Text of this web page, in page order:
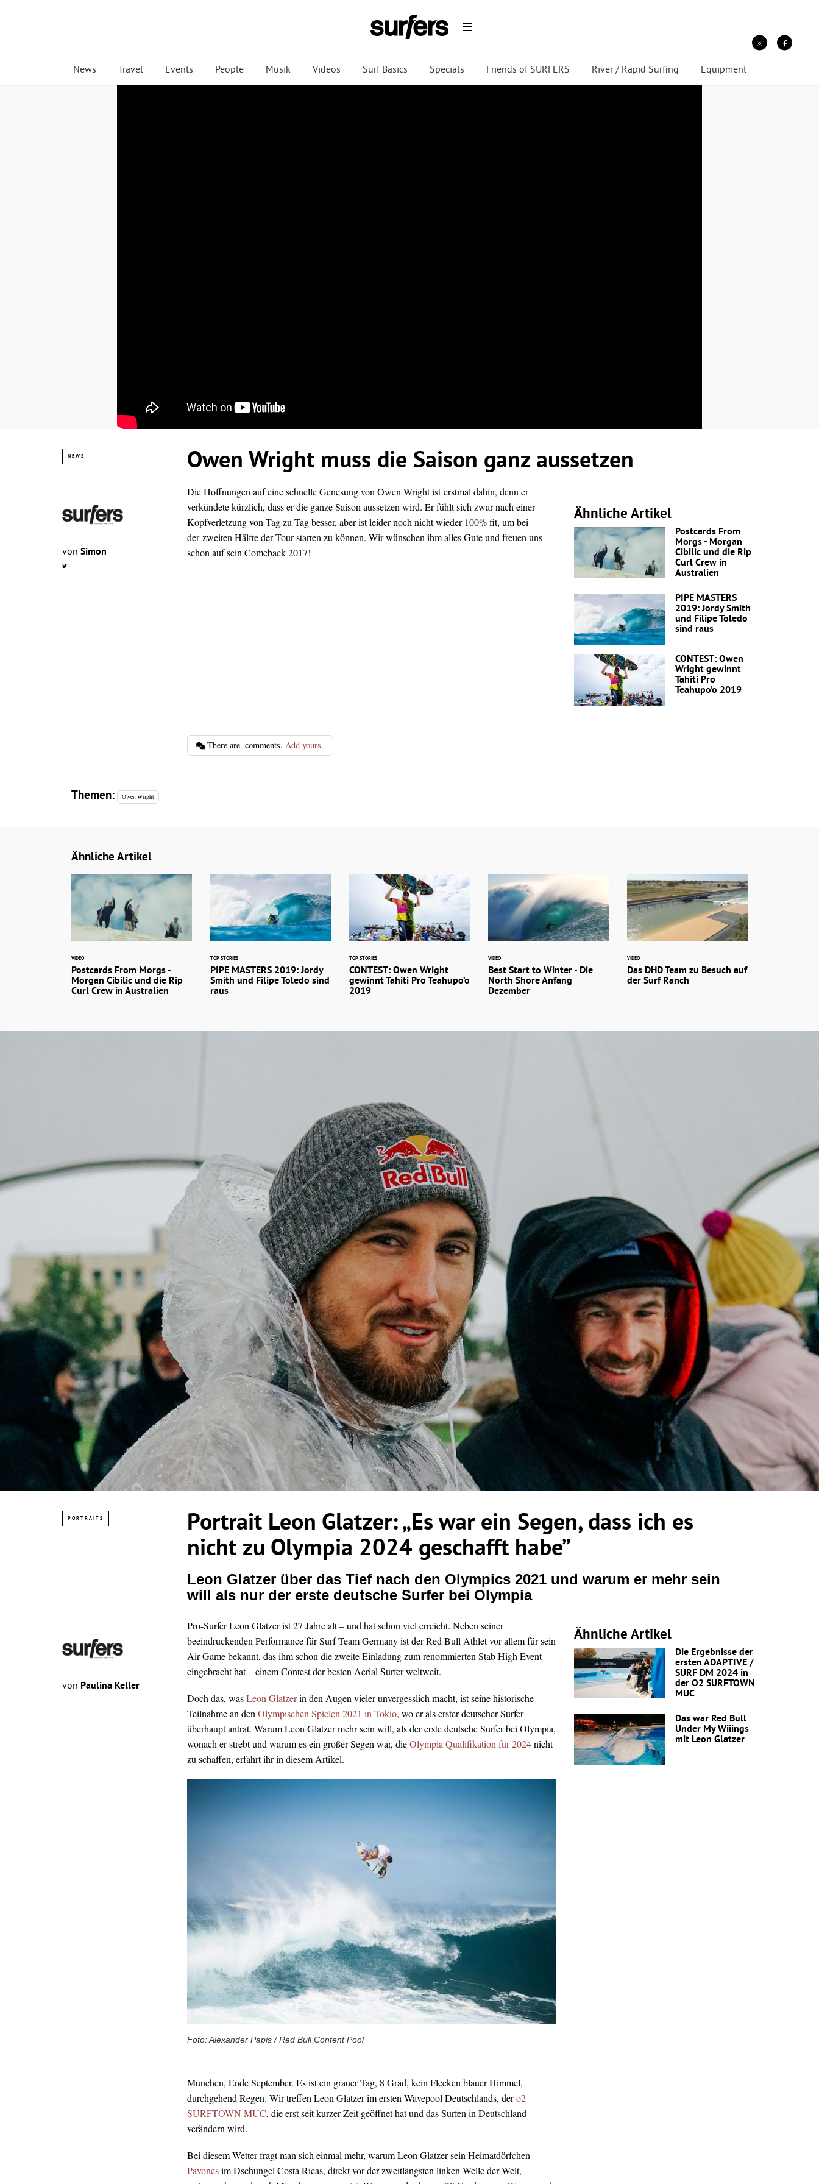
News Travel Events People Musik Videos Surf Basics Specials Friends of SURFERS River / Rapid Surfing Equipment
NEWS Owen Wright muss die Saison ganz aussetzen
von Simon
Die Hoffnungen auf eine schnelle Genesung von Owen Wright ist erstmal dahin, denn er
verkündete kürzlich, dass er die ganze Saison aussetzen wird. Er fühlt sich zwar nach einer
Kopfverletzung von Tag zu Tag besser, aber ist leider noch nicht wieder 100% fit, um bei
der zweiten Hälfte der Tour starten zu können. Wir wünschen ihm alles Gute und freuen uns
schon auf sein Comeback 2017!
Ähnliche Artikel
Postcards From
Morgs - Morgan
Cibilic und die Rip
Curl Crew in
Australien
PIPE MASTERS
2019: Jordy Smith
und Filipe Toledo
sind raus
CONTEST: Owen
Wright gewinnt
Tahiti Pro
Teahupo’o 2019
There are comments.Add yours.
Themen: Owen Wright
Ähnliche Artikel
VIDEO
Postcards From Morgs -
Morgan Cibilic und die Rip
Curl Crew in Australien
TOP STORIES
PIPE MASTERS 2019: Jordy
Smith und Filipe Toledo sind
raus
TOP STORIES
CONTEST: Owen Wright
gewinnt Tahiti Pro Teahupo’o
2019
VIDEO
Best Start to Winter - Die
North Shore Anfang
Dezember
VIDEO
Das DHD Team zu Besuch auf
der Surf Ranch
PORTRAITS
Portrait Leon Glatzer: „Es war ein Segen, dass ich es
nicht zu Olympia 2024 geschafft habe”
Leon Glatzer über das Tief nach den Olympics 2021 und warum er mehr sein
will als nur der erste deutsche Surfer bei Olympia
von Paulina Keller
Pro-Surfer Leon Glatzer ist 27 Jahre alt – und hat schon viel erreicht. Neben seiner
beeindruckenden Performance für Surf Team Germany ist der Red Bull Athlet vor allem für sein
Air Game bekannt, das ihm schon die zweite Einladung zum renommierten Stab High Event
eingebracht hat – einem Contest der besten Aerial Surfer weltweit.
Doch das, wasLeon Glatzerin den Augen vieler unvergesslich macht, ist seine historische
Teilnahme an denOlympischen Spielen 2021 in Tokio, wo er als erster deutscher Surfer
überhaupt antrat. Warum Leon Glatzer mehr sein will, als der erste deutsche Surfer bei Olympia,
wonach er strebt und warum es ein großer Segen war, dieOlympia Qualifikation für 2024nicht
zu schaffen, erfahrt ihr in diesem Artikel.
Foto: Alexander Papis / Red Bull Content Pool
Ähnliche Artikel
Die Ergebnisse der
ersten ADAPTIVE /
SURF DM 2024 in
der O2 SURFTOWN
MUC
Das war Red Bull
Under My Wiiings
mit Leon Glatzer
München, Ende September. Es ist ein grauer Tag, 8 Grad, kein Flecken blauer Himmel,
durchgehend Regen. Wir treffen Leon Glatzer im ersten Wavepool Deutschlands, dero2
SURFTOWN MUC, die erst seit kurzer Zeit geöffnet hat und das Surfen in Deutschland
verändern wird.
Bei diesem Wetter fragt man sich einmal mehr, warum Leon Glatzer sein Heimatdörfchen
Pavonesim Dschungel Costa Ricas, direkt vor der zweitlängsten linken Welle der Welt,